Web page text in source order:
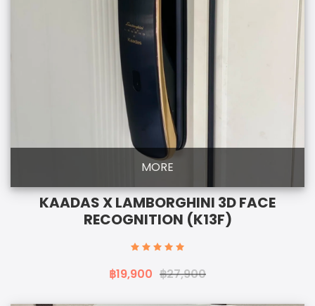
MORE
KAADAS X LAMBORGHINI 3D FACE
RECOGNITION (K13F)
฿19,900 ฿27,900